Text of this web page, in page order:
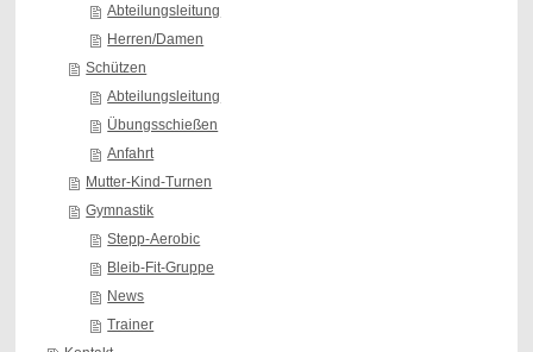
Abteilungsleitung
Herren/Damen
Schützen
Abteilungsleitung
Übungsschießen
Anfahrt
Mutter-Kind-Turnen
Gymnastik
Stepp-Aerobic
Bleib-Fit-Gruppe
News
Trainer